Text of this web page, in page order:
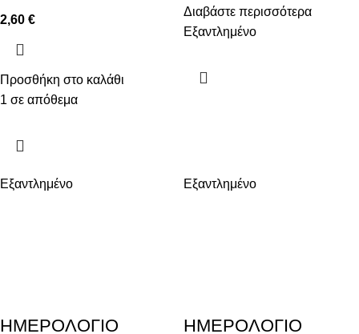
2,60 €
Προσθήκη στο καλάθι
1 σε απόθεμα
Διαβάστε περισσότερα
Εξαντλημένο
Εξαντλημένο
ΗΜΕΡΟΛΟΓΙΟ
Εξαντλημένο
ΗΜΕΡΟΛΟΓΙΟ